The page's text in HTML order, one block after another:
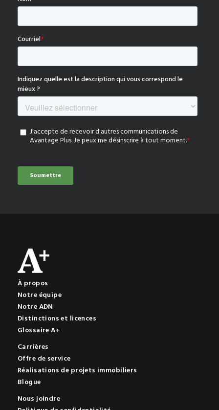
À propos
Notre équipe
Notre ADN
Distinctions et licences
Glossaire A+
Carrières
Offre de service
Réalisations de projets immobiliers
Blogue
Nous joindre